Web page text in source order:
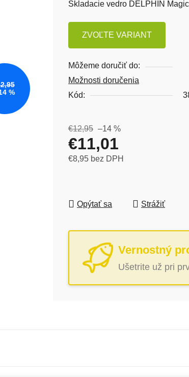
Skladacie vedro DELPHIN Magic
ZVOĽTE VARIANT
Môžeme doručiť do:
Možnosti doručenia
Kód:
€12,95 –14 %
€11,01
€8,95 bez DPH
Opýtať sa Strážiť
Vernostný
Ušetrite už pri
%